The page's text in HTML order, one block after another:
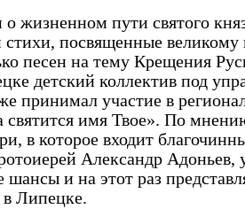
жизненном пути святого
посвященные великому
песен на тему Крещения
детский коллектив под
принимал участие в
святится имя Твое». По
в которое входит
Александр Адоньев,
шансы и на этот раз
Липецке.